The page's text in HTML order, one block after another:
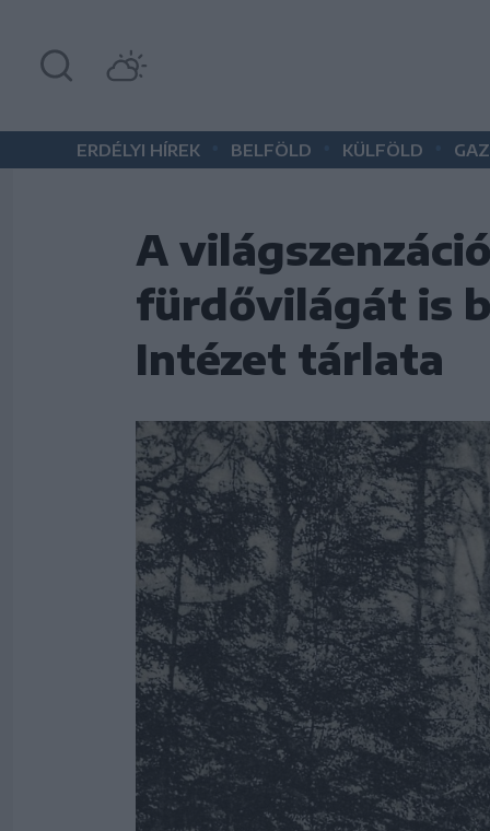
ERDÉLYI HÍREK BELFÖLD KÜLFÖLD
A
fürdővilágát is
Intézet tárlata